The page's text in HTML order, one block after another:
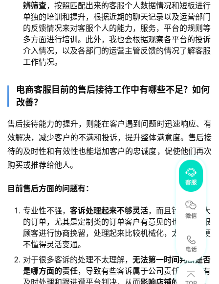
辨筛查，按照匹配出来的客服个人数据情况和短板进行
单独的培训和提升，根据近期的聊天记录以及运营部门
的反馈情况来对客服个人的能力，服务，平台的规则等
多方面进行培训。此外，我也会根据观察各平台的投诉
介入情况，以及各部门的运营主管反馈的情况了解客服
工作情况。
电商客服目前的售后接待工作中有哪些不足？如何
改善？
售后接待能力的提升，则能在客户遇到问题时迅速响应、有
效解决，减少客户的不满和投诉，提升整体满意度。售后接
待的及时性和有效性也能增加客户的忠诚度，促使他们再次
购买或推荐给他人。
目前售后方面的问题有：
专业性不强， 客诉处理起来不够灵活，而且针对一些大
的订单，尤其是定制类的订单客户有意见的也不会去跟
顾客进行协商挽留，处理起来比较机械化，太过于僵硬
不懂得灵活变通。
对于很多客诉的处理不太理解， 无法第一时间判断是否
是哪方面的责任，导致有些客诉属于公司责任售后没有